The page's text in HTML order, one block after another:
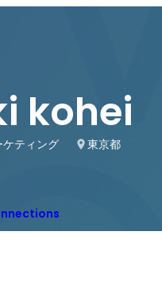
kohei
ケティング
東京都